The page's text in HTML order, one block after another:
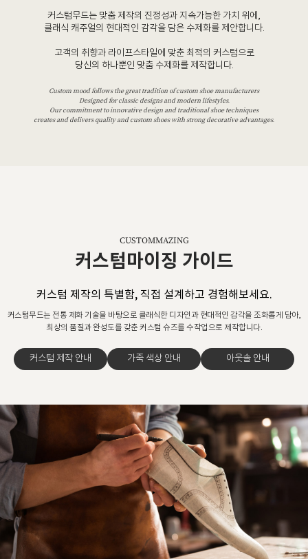
커스텀무드는 맞춤 제작의 진정성과 지속가능한 가치 위에,
클래식 캐주얼의 현대적인 감각을 담은 수제화를 제안합니다.
고객의 취향과 라이프스타일에 맞춘 최적의 커스텀으로
당신의 하나뿐인 맞춤 수제화를 제작합니다.
Custom mood follows the great tradition of custom shoe manufacturers
Designed for classic designs and modern lifestyles.
Our commitment to innovative design and traditional shoe techniques
creates and delivers quality and custom shoes with strong decorative advantages.
CUSTOMMAZING
커스텀마이징 가이드
커스텀 제작의 특별함, 직접 설계하고 경험해보세요.
커스텀무드는 전통 제화 기술을 바탕으로 클래식한 디자인과 현대적인 감각을 조화롭게 담아,
최상의 품질과 완성도를 갖춘 커스텀 슈즈를 수작업으로 제작합니다.
커스텀 제작 안내 가죽 색상 안내 아웃솔 안내